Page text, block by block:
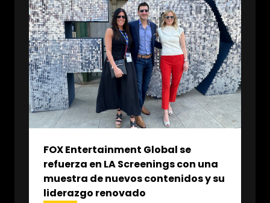
FOX Entertainment Global se
refuerza en LA Screenings con una
muestra de nuevos contenidos y su
liderazgo renovado